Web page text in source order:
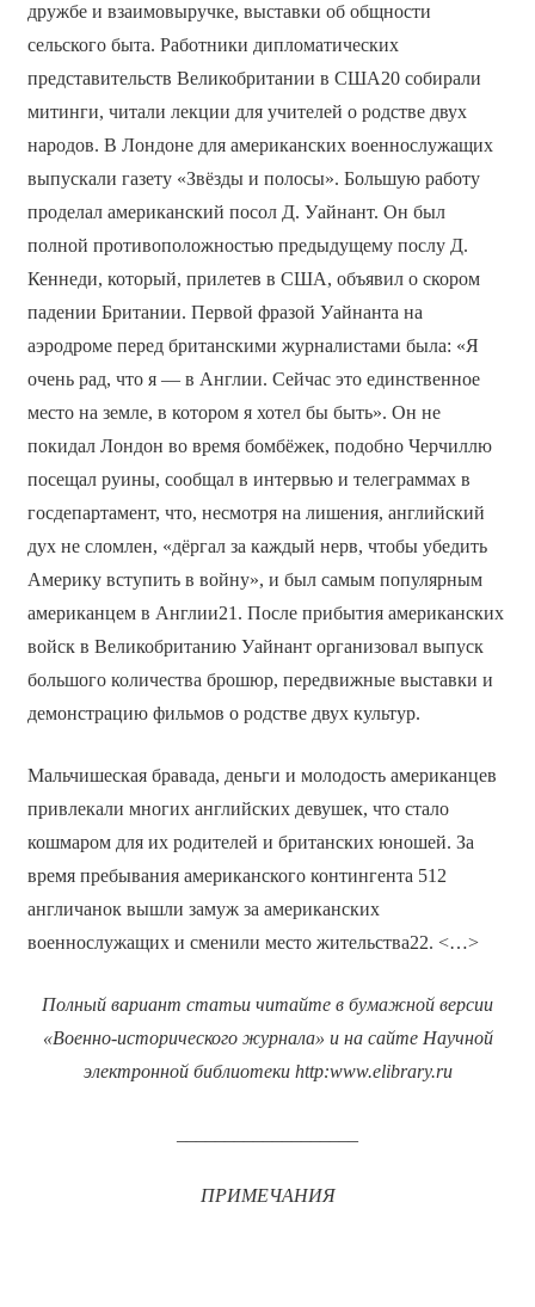
дружбе и взаимовыручке, выставки об общности
сельского быта. Работники дипломатических
представительств Великобритании в США20 собирали
митинги, читали лекции для учителей о родстве двух
народов. В Лондоне для американских военнослужащих
выпускали газету «Звёзды и полосы». Большую работу
проделал американский посол Д. Уайнант. Он был
полной противоположностью предыдущему послу Д.
Кеннеди, который, прилетев в США, объявил о скором
падении Британии. Первой фразой Уайнанта на
аэродроме перед британскими журналистами была: «Я
очень рад, что я — в Англии. Сейчас это единственное
место на земле, в котором я хотел бы быть». Он не
покидал Лондон во время бомбёжек, подобно Черчиллю
посещал руины, сообщал в интервью и телеграммах в
госдепартамент, что, несмотря на лишения, английский
дух не сломлен, «дёргал за каждый нерв, чтобы убедить
Америку вступить в войну», и был самым популярным
американцем в Англии21. После прибытия американских
войск в Великобританию Уайнант организовал выпуск
большого количества брошюр, передвижные выставки и
демонстрацию фильмов о родстве двух культур.
Мальчишеская бравада, деньги и молодость американцев
привлекали многих английских девушек, что стало
кошмаром для их родителей и британских юношей. За
время пребывания американского контингента 512
англичанок вышли замуж за американских
военнослужащих и сменили место жительства22. <…>
Полный вариант статьи читайте в бумажной версии
«Военно-исторического журнала» и на сайте Научной
электронной библиотеки http:www.elibrary.ru
ПРИМЕЧАНИЯ